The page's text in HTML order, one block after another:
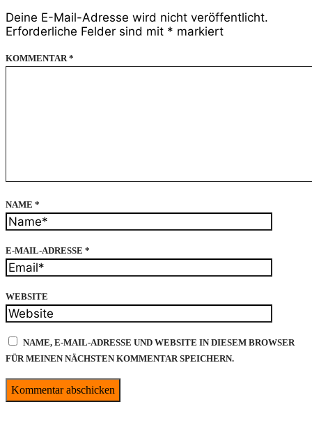
Deine E-Mail-Adresse wird nicht veröffentlicht.
Erforderliche Felder sind mit * markiert
KOMMENTAR *
NAME *
E-MAIL-ADRESSE *
WEBSITE
NAME, E-MAIL-ADRESSE UND WEBSITE IN DIESEM BROWSER
FÜR MEINEN NÄCHSTEN KOMMENTAR SPEICHERN.